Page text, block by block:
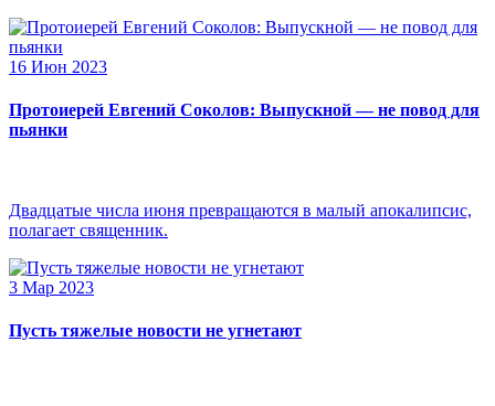
16 Июн 2023
Протоиерей Евгений Соколов: Выпускной — не повод для
пьянки
Двадцатые числа июня превращаются в малый апокалипсис,
полагает священник.
3 Мар 2023
Пусть тяжелые новости не угнетают